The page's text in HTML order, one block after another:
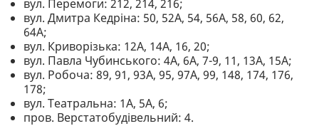
вул. Перемоги: 212, 214, 216;
вул. Дмитра Кедріна: 50, 52А, 54, 56А, 58, 60, 62,
64А;
вул. Криворізька: 12А, 14А, 16, 20;
вул. Павла Чубинського: 4А, 6А, 7-9, 11, 13А, 15А;
вул. Робоча: 89, 91, 93А, 95, 97А, 99, 148, 174, 176,
178;
вул. Театральна: 1А, 5А, 6;
пров. Верстатобудівельний: 4.